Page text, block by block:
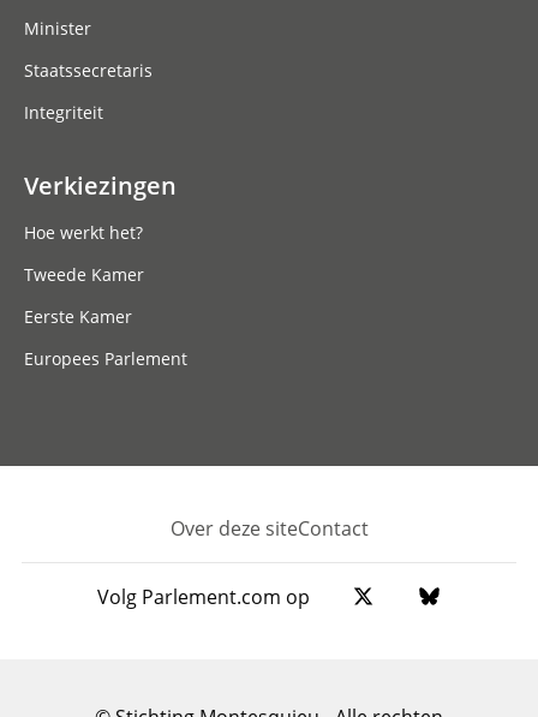
Minister
Staatssecretaris
Integriteit
Verkiezingen
Hoe werkt het?
Tweede Kamer
Eerste Kamer
Europees Parlement
Footer
Over deze siteContact
Volg Parlement.com op